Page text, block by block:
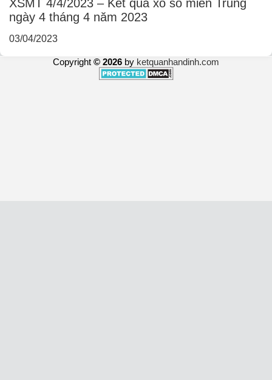
XSMT 4/4/2023 – Kết quả xổ số miền Trung
ngày 4 tháng 4 năm 2023
03/04/2023
Copyright © 2026 by ketquanhandinh.com